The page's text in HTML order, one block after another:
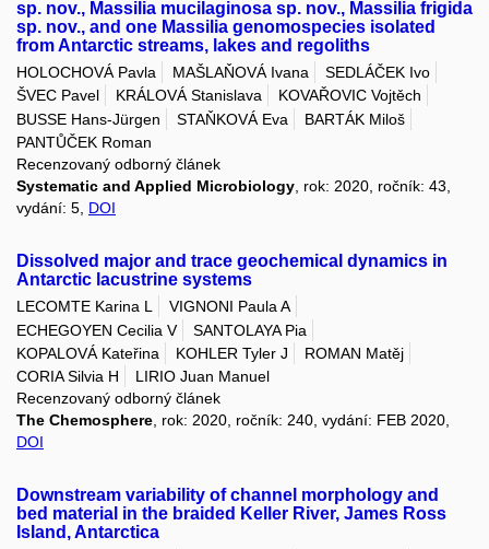
sp. nov., Massilia mucilaginosa sp. nov., Massilia frigida
sp. nov., and one Massilia genomospecies isolated
from Antarctic streams, lakes and regoliths
HOLOCHOVÁ Pavla MAŠLAŇOVÁ Ivana
SEDLÁČEK Ivo
ŠVEC Pavel
KRÁLOVÁ Stanislava
KOVAŘOVIC Vojtěch
BUSSE Hans-Jürgen
STAŇKOVÁ Eva
BARTÁK Miloš
PANTŮČEK Roman
Recenzovaný odborný článek
Systematic and Applied Microbiology , rok: 2020, ročník: 43,
vydání: 5, DOI
Dissolved major and trace geochemical dynamics in
Antarctic lacustrine systems
LECOMTE Karina L
VIGNONI Paula A
ECHEGOYEN Cecilia V
SANTOLAYA Pia
KOPALOVÁ Kateřina
KOHLER Tyler J
ROMAN Matěj
CORIA Silvia H
LIRIO Juan Manuel
Recenzovaný odborný článek
The Chemosphere, rok: 2020, ročník: 240, vydání: FEB 2020,
DOI
Downstream variability of channel morphology and
bed material in the braided Keller River, James Ross
Island, Antarctica